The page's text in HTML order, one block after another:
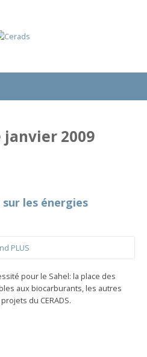
2009
sur les énergies
PLUS
pour le Sahel: la place des
aux biocarburants, les autres
du CERADS.